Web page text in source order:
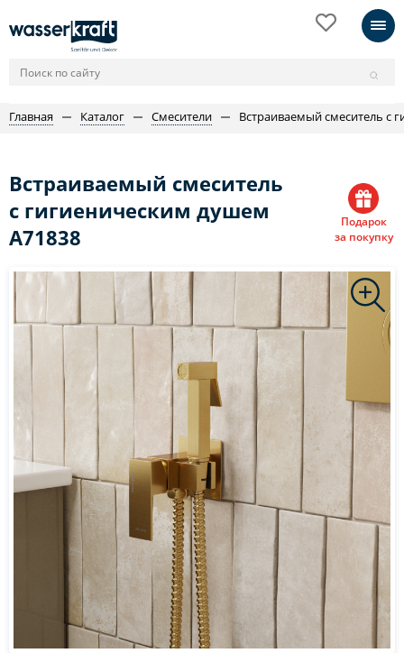
Главная Каталог Смесители Встраиваемый смеситель с
Встраиваемый смеситель
с гигиеническим душем
A71838
Подарок
за покупку